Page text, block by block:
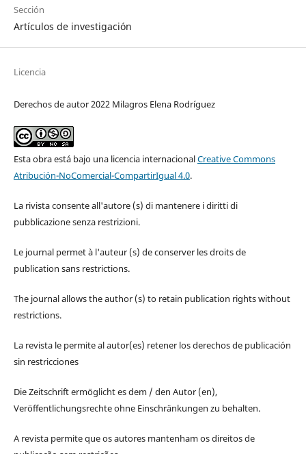
Sección
Artículos de investigación
Licencia
Derechos de autor 2022 Milagros Elena Rodríguez
Esta obra está bajo una licencia internacionalCreative Commons
Atribución-NoComercial-CompartirIgual 4.0.
La rivista consente all'autore (s) di mantenere i diritti di
pubblicazione senza restrizioni.
Le journal permet à l'auteur (s) de conserver les droits de
publication sans restrictions.
The journal allows the author (s) to retain publication rights without
restrictions.
La revista le permite al autor(es) retener los derechos de publicación
sin restricciones
Die Zeitschrift ermöglicht es dem / den Autor (en),
Veröffentlichungsrechte ohne Einschränkungen zu behalten.
A revista permite que os autores mantenham os direitos de